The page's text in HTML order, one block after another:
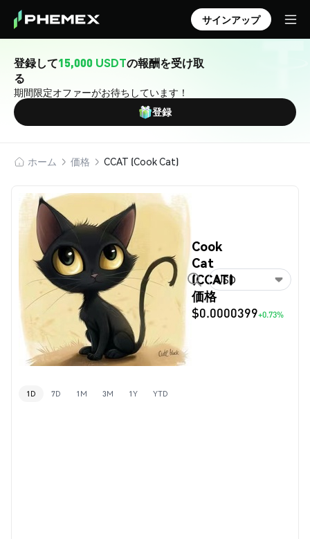
サインアップ
登録して15,000 USDTの報酬を受け取
る
期間限定オファーがお待ちしています！
登録
ホーム 価格 CCAT (Cook Cat)
Cook
Cat
(CCAT)
価格
$0.0000399+0.73%
USD
1D 7D 1M 3M 1Y YTD